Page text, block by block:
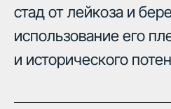
стад от лейкоза и
использование его
и исторического